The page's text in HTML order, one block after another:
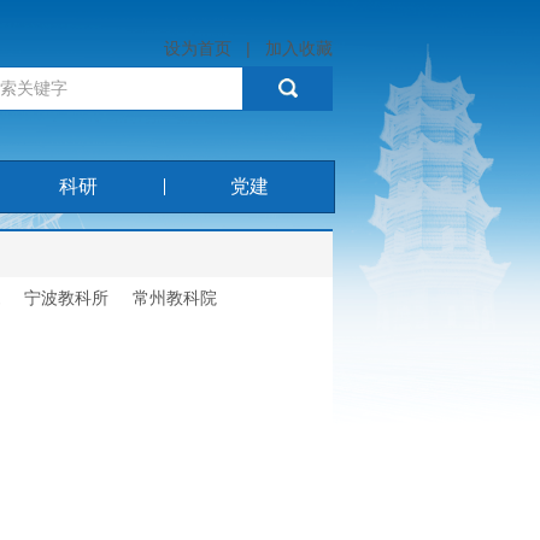
设为首页| 加入收藏
科研 党建
宁波教科所 常州教科院